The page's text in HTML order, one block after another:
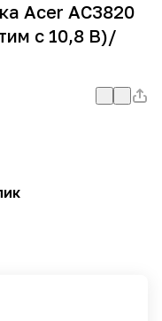
Acer AC3820
с 10,8 В)/